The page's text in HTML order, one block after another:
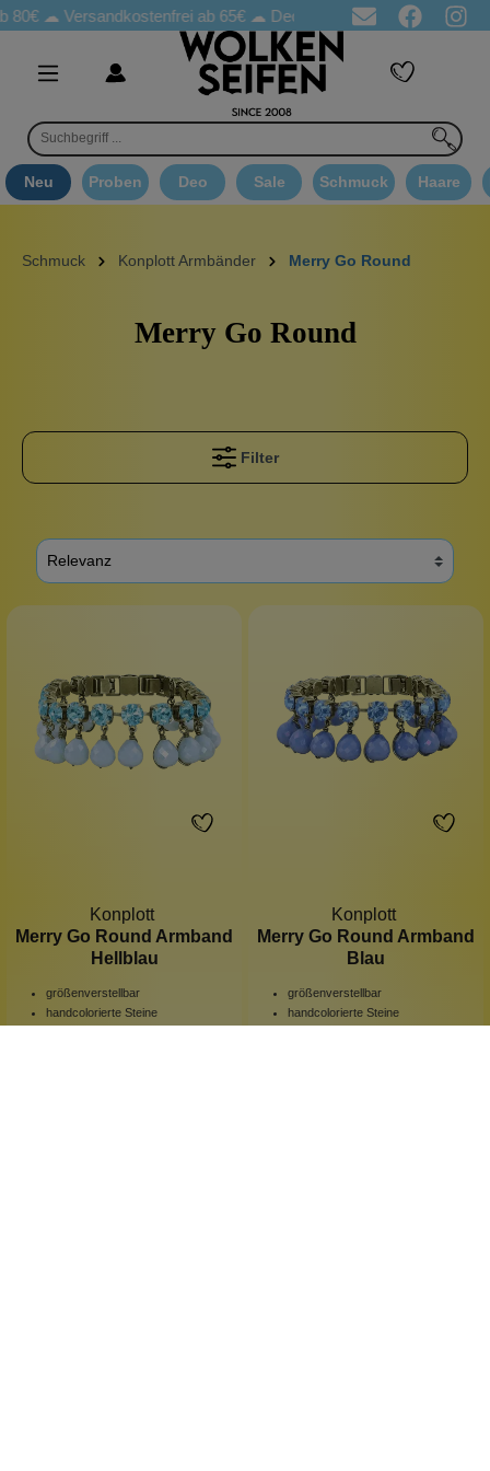
80€ ☁Versandkostenfrei ab 65€☁ Deo Proben in jeder Bestellung
Neu Proben Deo Sale Schmuck Haare
Schmuck Konplott Armbänder Merry Go Round
Merry Go Round
Filter
Konplott
Merry Go Round Armband
Hellblau
größenverstellbar
handcolorierte Steine
Konplott
Merry Go Round Armband
Blau
größenverstellbar
handcolorierte Steine